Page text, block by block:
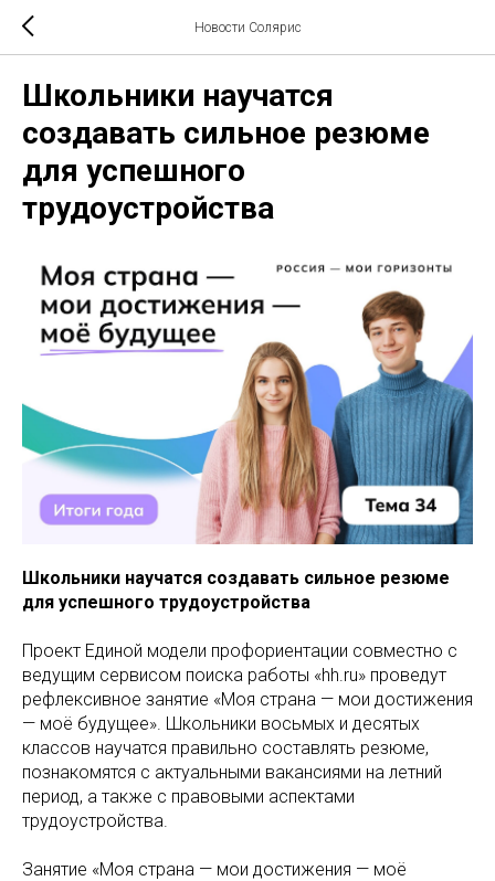
Новости Солярис
Школьники научатся
создавать сильное резюме
для успешного
трудоустройства
Школьники научатся создавать сильное резюме
для успешного трудоустройства
Проект Единой модели профориентации совместно с
ведущим сервисом поиска работы «hh.ru» проведут
рефлексивное занятие «Моя страна — мои достижения
— моё будущее». Школьники восьмых и десятых
классов научатся правильно составлять резюме,
познакомятся с актуальными вакансиями на летний
период, а также с правовыми аспектами
трудоустройства.
Занятие «Моя страна — мои достижения — моё